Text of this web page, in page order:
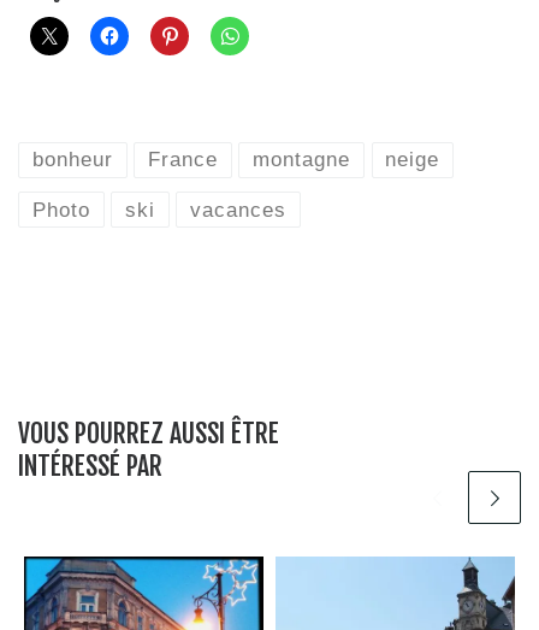
bonheur France montagne neige
Photo ski vacances
VOUS POURREZ AUSSI ÊTRE
INTÉRESSÉ PAR